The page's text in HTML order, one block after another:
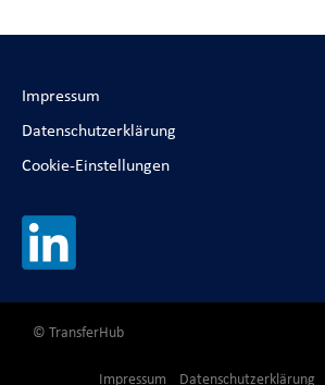
Impressum
Datenschutzerklärung
Cookie-Einstellungen
© TransferHub
Impressum Datenschutzerklärung